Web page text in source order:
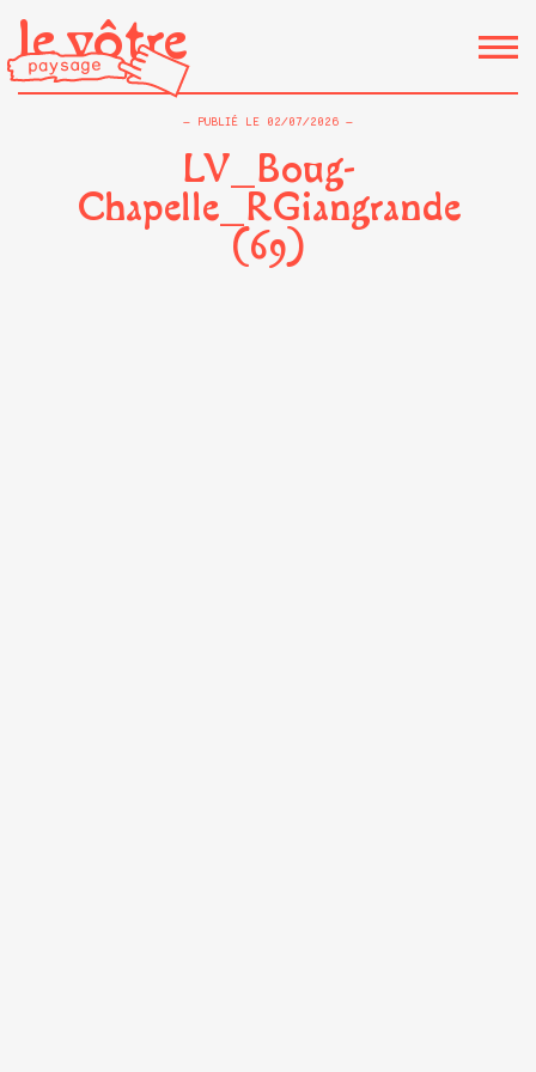
le vôtre
PUBLIÉ LE 02/07/2026
LV_Boug-
Chapelle_RGiangrande
(69)